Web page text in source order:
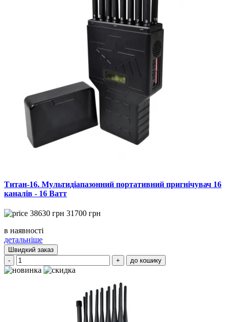
Титан-16. Мультидіапазонний портативний пригнічувач 16
каналів - 16 Ватт
38630 грн 31700 грн
в наявності
детальніше
Швидкий заказ
-
+ до кошику